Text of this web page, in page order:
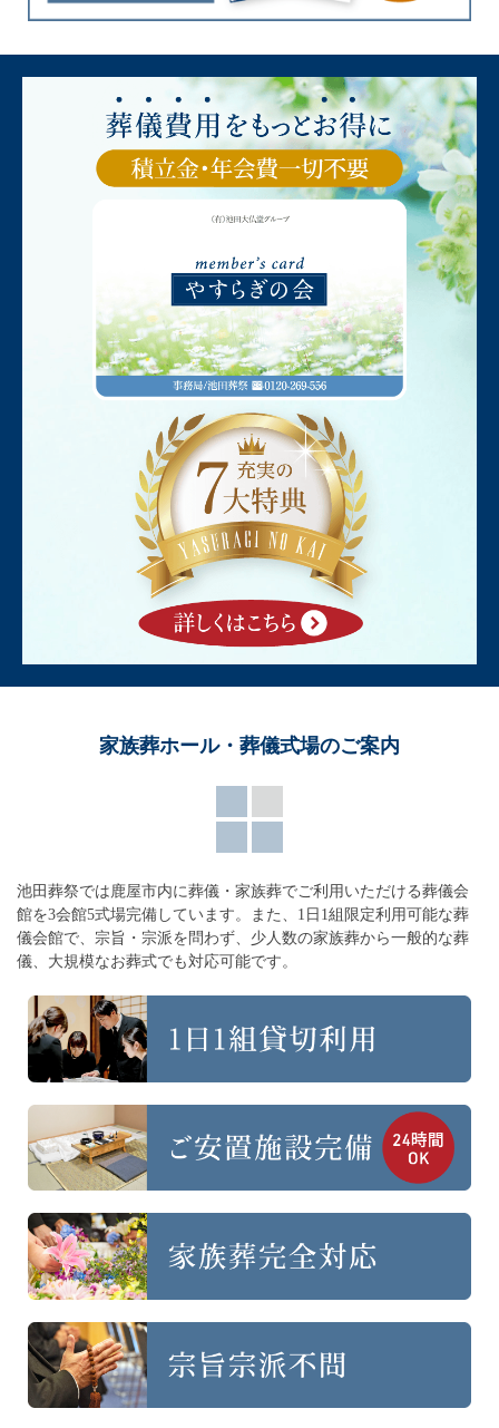
家族葬ホール・葬儀式場のご案内
池田葬祭では鹿屋市内に葬儀・家族葬でご利用いただける葬儀会
館を3会館5式場完備しています。
また、1日1組限定利用可能な葬
儀会館で、宗旨・宗派を問わず、 少人数の家族葬から一般的な葬
儀、大規模なお葬式でも対応可能です。